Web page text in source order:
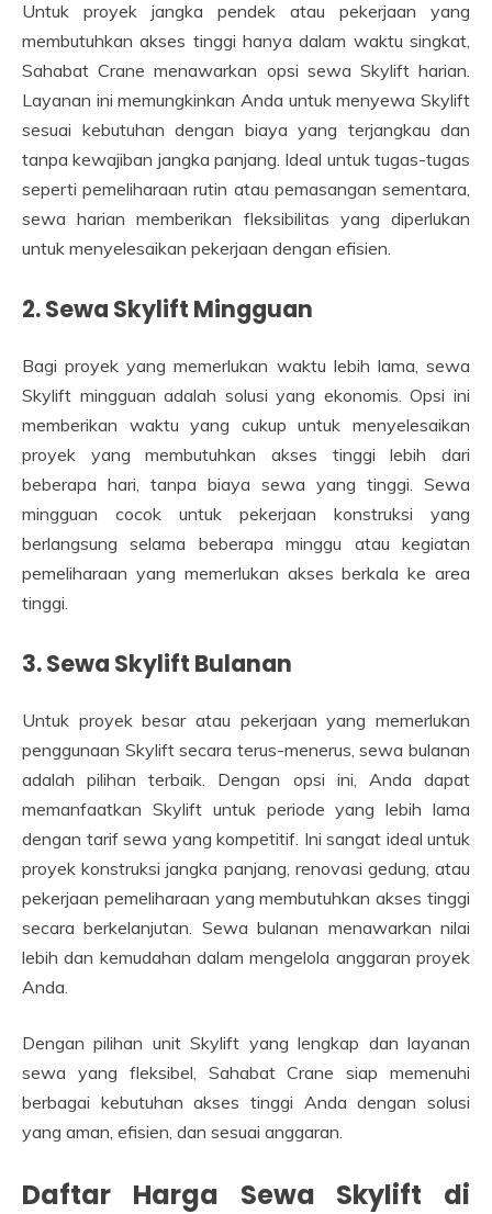
Untuk proyek jangka pendek atau pekerjaan yang
membutuhkan akses tinggi hanya dalam waktu singkat,
Sahabat Crane menawarkan opsi sewa Skylift harian.
Layanan ini memungkinkan Anda untuk menyewa Skylift
sesuai kebutuhan dengan biaya yang terjangkau dan
tanpa kewajiban jangka panjang. Ideal untuk tugas-tugas
seperti pemeliharaan rutin atau pemasangan sementara,
sewa harian memberikan fleksibilitas yang diperlukan
untuk menyelesaikan pekerjaan dengan efisien.
2. Sewa Skylift Mingguan
Bagi proyek yang memerlukan waktu lebih lama, sewa
Skylift mingguan adalah solusi yang ekonomis. Opsi ini
memberikan waktu yang cukup untuk menyelesaikan
proyek yang membutuhkan akses tinggi lebih dari
beberapa hari, tanpa biaya sewa yang tinggi. Sewa
mingguan cocok untuk pekerjaan konstruksi yang
berlangsung selama beberapa minggu atau kegiatan
pemeliharaan yang memerlukan akses berkala ke area
tinggi.
3. Sewa Skylift Bulanan
Untuk proyek besar atau pekerjaan yang memerlukan
penggunaan Skylift secara terus-menerus, sewa bulanan
adalah pilihan terbaik. Dengan opsi ini, Anda dapat
memanfaatkan Skylift untuk periode yang lebih lama
dengan tarif sewa yang kompetitif. Ini sangat ideal untuk
proyek konstruksi jangka panjang, renovasi gedung, atau
pekerjaan pemeliharaan yang membutuhkan akses tinggi
secara berkelanjutan. Sewa bulanan menawarkan nilai
lebih dan kemudahan dalam mengelola anggaran proyek
Anda.
Dengan pilihan unit Skylift yang lengkap dan layanan
sewa yang fleksibel, Sahabat Crane siap memenuhi
berbagai kebutuhan akses tinggi Anda dengan solusi
yang aman, efisien, dan sesuai anggaran.
Daftar Harga Sewa Skylift di